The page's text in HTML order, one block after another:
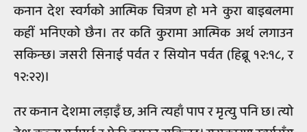
कनान देश स्वर्गको आत्मिक चित्रण हो भने कुरा बाइबलमा
कहीं भनिएको छैन। तर कति कुरामा आत्मिक अर्थ लगाउन
सकिन्‍छ। जसरी सिनाई पर्वत र सियोन पर्वत (हिब्रू १२:१८, र
१२:२२)।
तर कनान देशमा लड़ाइँ छ, अनि त्यहाँ पाप र मृत्यु पनि छ। त्यो